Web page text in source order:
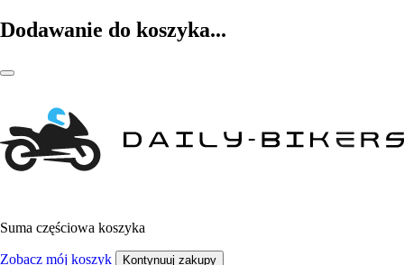
Dodawanie do koszyka...
Suma częściowa koszyka
Zobacz mój koszyk Kontynuuj zakupy